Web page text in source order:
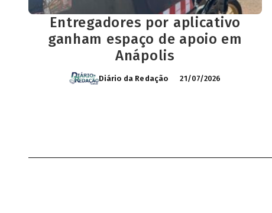
Entregadores por aplicativo
ganham espaço de apoio em
Anápolis
Diário da Redação 21/07/2026